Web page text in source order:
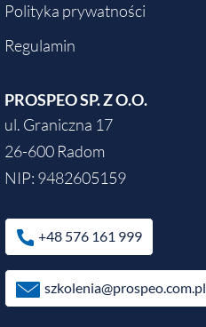
PROSPEO SP. Z O.O.
ul. Graniczna 17
26-600 Radom
NIP: 9482605159
+48 576 161 999
szkolenia@prospeo.com.pl
Polityka prywatności
Regulamin